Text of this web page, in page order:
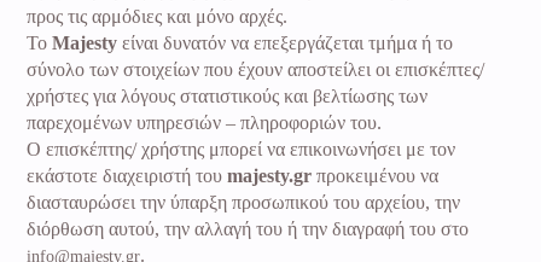
προς τις αρμόδιες και μόνο αρχές.
ΤοMajesty είναι δυνατόν να επεξεργάζεται τμήμα ή το
σύνολο των στοιχείων που έχουν αποστείλει οι επισκέπτες/
χρήστες για λόγους στατιστικούς και βελτίωσης των
παρεχομένων υπηρεσιών – πληροφοριών του.
Ο επισκέπτης/ χρήστης μπορεί να επικοινωνήσει με τον
εκάστοτε διαχειριστή τουmajesty.gr προκειμένου να
διασταυρώσει την ύπαρξη προσωπικού του αρχείου, την
διόρθωση αυτού, την αλλαγή του ή την διαγραφή του στο
info@majesty.gr.